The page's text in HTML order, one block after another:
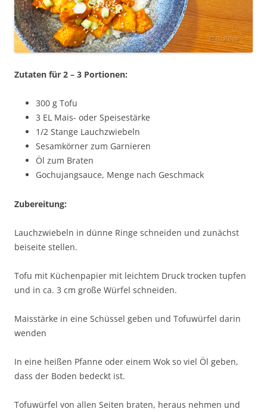
Zutaten für 2 – 3 Portionen:
300 g Tofu
3 EL Mais- oder Speisestärke
1/2 Stange Lauchzwiebeln
Sesamkörner zum Garnieren
Öl zum Braten
Gochujangsauce, Menge nach Geschmack
Zubereitung:
Lauchzwiebeln in dünne Ringe schneiden und zunächst
beiseite stellen.
Tofu mit Küchenpapier mit leichtem Druck trocken tupfen
und in ca. 3 cm große Würfel schneiden.
Maisstärke in eine Schüssel geben und Tofuwürfel darin
wenden
In eine heißen Pfanne oder einem Wok so viel Öl geben,
dass der Boden bedeckt ist.
Tofuwürfel von allen Seiten braten, heraus nehmen und